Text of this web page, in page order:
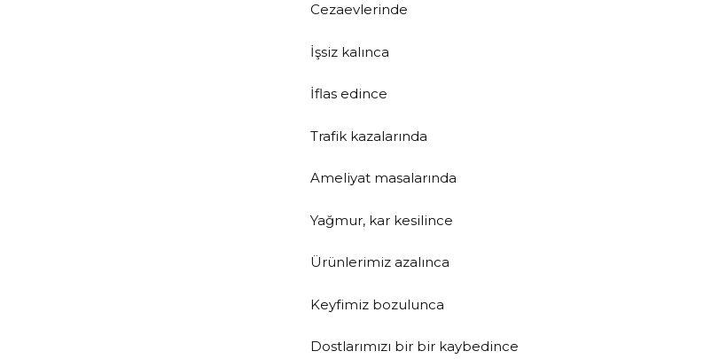
Cezaevlerinde
İşsiz kalınca
İflas edince
Trafik kazalarında
Ameliyat masalarında
Yağmur, kar kesilince
Ürünlerimiz azalınca
Keyfimiz bozulunca
Dostlarımızı bir bir kaybedince